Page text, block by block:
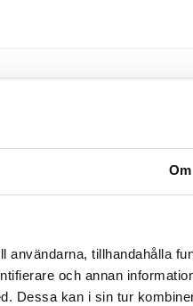
Om
användarna, tillhandahålla
och annan
Dessa kan i sin tur